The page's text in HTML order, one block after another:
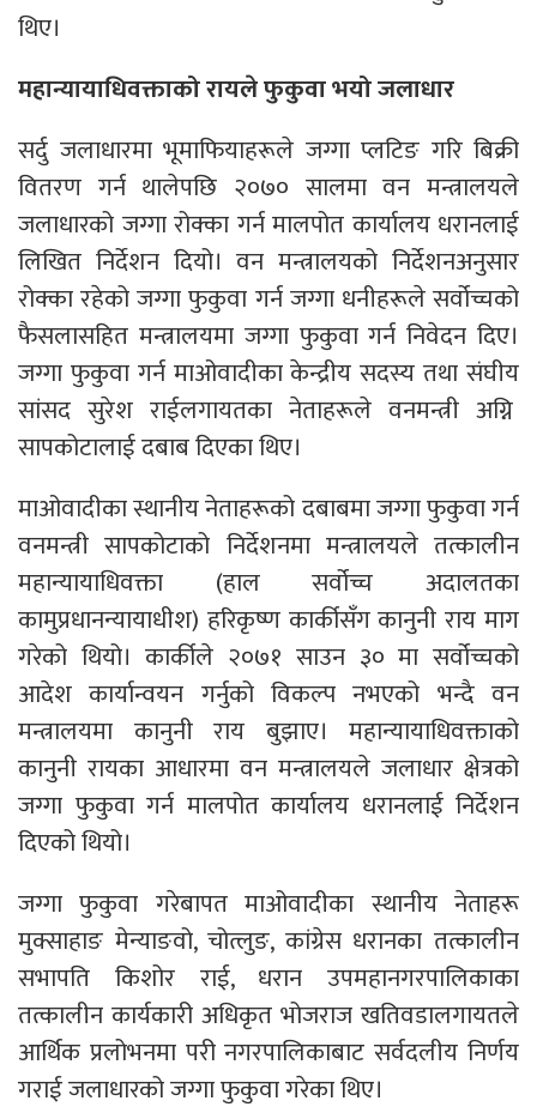
थिए।
महान्यायाधिवक्ताको रायले फुकुवा भयो जलाधार
सर्दु जलाधारमा भूमाफियाहरूले जग्गा प्लटिङ गरि बिक्री
वितरण गर्न थालेपछि २०७० सालमा वन मन्त्रालयले
जलाधारको जग्गा रोक्का गर्न मालपोत कार्यालय धरानलाई
लिखित निर्देशन दियो। वन मन्त्रालयको निर्देशनअनुसार
रोक्का रहेको जग्गा फुकुवा गर्न जग्गा धनीहरूले सर्वोच्चको
फैसलासहित मन्त्रालयमा जग्गा फुकुवा गर्न निवेदन दिए।
जग्गा फुकुवा गर्न माओवादीका केन्द्रीय सदस्य तथा संघीय
सांसद सुरेश राईलगायतका नेताहरूले वनमन्त्री अग्नि
सापकोटालाई दबाब दिएका थिए।
माओवादीका स्थानीय नेताहरूको दबाबमा जग्गा फुकुवा गर्न
वनमन्त्री सापकोटाको निर्देशनमा मन्त्रालयले तत्कालीन
महान्यायाधिवक्ता (हाल सर्वोच्च अदालतका
कामुप्रधानन्यायाधीश) हरिकृष्ण कार्कीसँग कानुनी राय माग
गरेको थियो। कार्कीले २०७१ साउन ३० मा सर्वोच्चको
आदेश कार्यान्वयन गर्नुको विकल्प नभएको भन्दै वन
मन्त्रालयमा कानुनी राय बुझाए। महान्यायाधिवक्ताको
कानुनी रायका आधारमा वन मन्त्रालयले जलाधार क्षेत्रको
जग्गा फुकुवा गर्न मालपोत कार्यालय धरानलाई निर्देशन
दिएको थियो।
जग्गा फुकुवा गरेबापत माओवादीका स्थानीय नेताहरू
मुक्साहाङ मेन्याङवो, चोत्लुङ, कांग्रेस धरानका तत्कालीन
सभापति किशोर राई, धरान उपमहानगरपालिकाका
तत्कालीन कार्यकारी अधिकृत भोजराज खतिवडालगायतले
आर्थिक प्रलोभनमा परी नगरपालिकाबाट सर्वदलीय निर्णय
गराई जलाधारको जग्गा फुकुवा गरेका थिए। ​​​​​​​